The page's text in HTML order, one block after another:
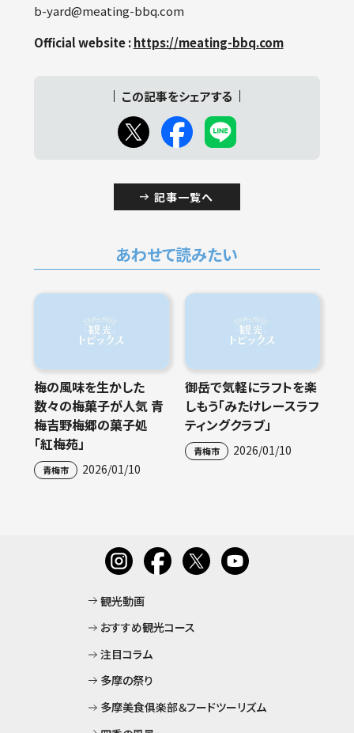
b-yard@meating-bbq.com
Official website :https://meating-bbq.com
この記事をシェアする
記事一覧へ
あわせて読みたい
梅の風味を生かした
数々の梅菓子が人気 青
梅吉野梅郷の菓子処
「紅梅苑」
青梅市 2026/01/10
御岳で気軽にラフトを楽
しもう「みたけレースラフ
ティングクラブ」
青梅市 2026/01/10
観光動画
おすすめ観光コース
注目コラム
多摩の祭り
多摩美食俱楽部＆フードツーリズム